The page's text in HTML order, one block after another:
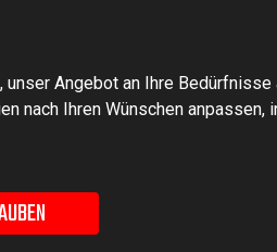
Angebot an Ihre
nach Ihren Wünschen